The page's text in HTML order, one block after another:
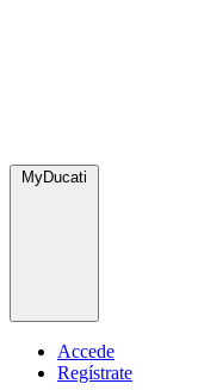
MyDucati
Accede
Regístrate